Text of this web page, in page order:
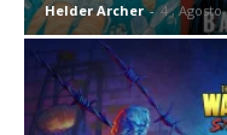
Helder Archer - 4 , Agosto